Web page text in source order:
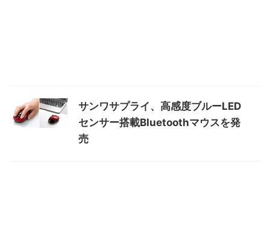
サンワサプライ、高感度ブルーLED
センサー搭載Bluetoothマウスを発
売